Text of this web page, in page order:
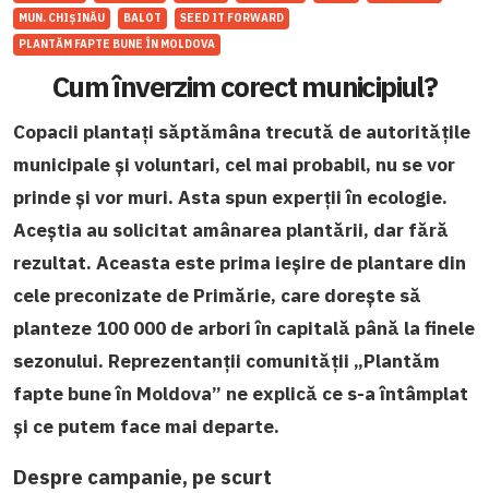
MUN. CHIȘINĂU
BALOT
SEED IT FORWARD
PLANTĂM FAPTE BUNE ÎN MOLDOVA
Cum înverzim corect municipiul?
Copacii plantați săptămâna trecută de autoritățile
municipale și voluntari, cel mai probabil, nu se vor
prinde și vor muri. Asta spun experții în ecologie.
Aceștia au solicitat amânarea plantării, dar fără
rezultat. Aceasta este prima ieșire de plantare din
cele preconizate de Primărie, care dorește să
planteze 100 000 de arbori în capitală până la finele
sezonului. Reprezentanții comunității „Plantăm
fapte bune în Moldova” ne explică ce s-a întâmplat
și ce putem face mai departe.
Despre campanie, pe scurt